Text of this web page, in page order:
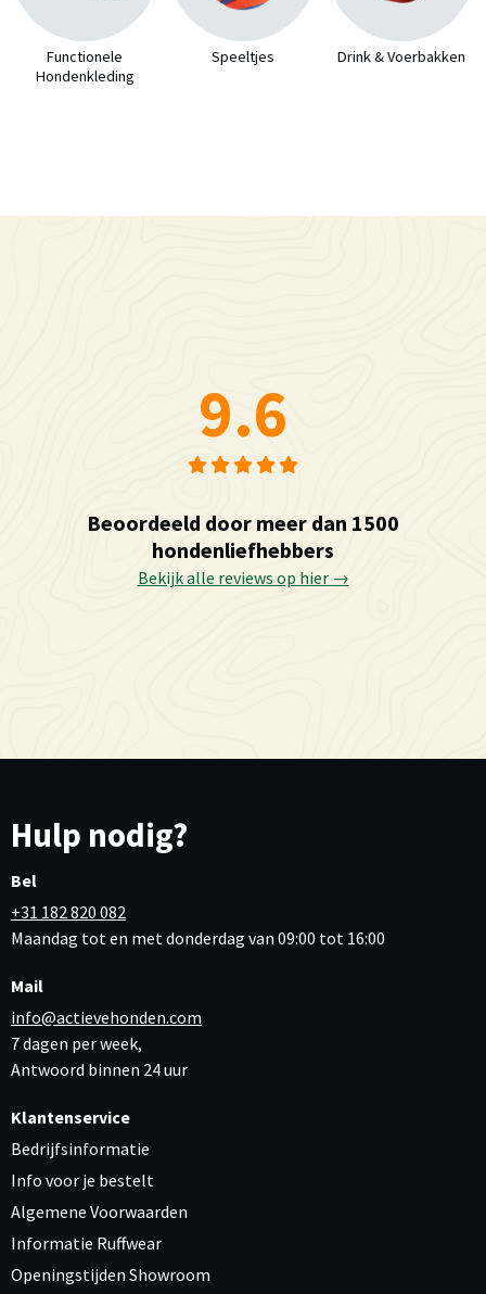
Functionele
Hondenkleding
Speeltjes Drink & Voerbakken
9.6
Beoordeeld door meer dan 1500
hondenliefhebbers
Bekijk alle reviews op hier →
Hulp nodig?
Bel
+31 182 820 082
Maandag tot en met donderdag van 09:00 tot 16:00
Mail
info@actievehonden.com
7 dagen per week,
Antwoord binnen 24 uur
Klantenservice
Bedrijfsinformatie
Info voor je bestelt
Algemene Voorwaarden
Informatie Ruffwear
Openingstijden Showroom